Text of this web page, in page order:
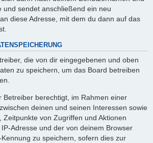
und sendet anschließend ein neu
diese Adresse, mit dem du dann auf das
die von dir eingegebenen und oben
zu speichern, um das Board betreiben
Betreiber berechtigt, im Rahmen einer
deinen und seinen Interessen sowie
Zeitpunkte von Zugriffen und Aktionen
Adresse und der von deinem Browser
zu speichern, sofern dies zur